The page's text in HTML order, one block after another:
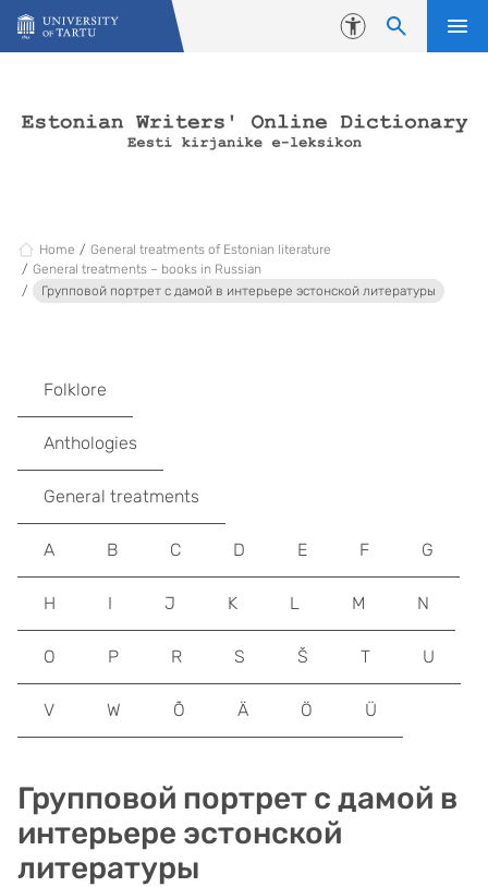
Skip to content
Accessibility
Home
General treatments of Estonian literature
General treatments – books in Russian
Групповой портрет с дамой в интерьере эстонской литературы
Групповой портрет с дамой в
интерьере эстонской
литературы
Folklore
Anthologies
General treatments
A B C D E F G
H I J K L M N
O P R S Š T U
V W Õ Ä Ö Ü